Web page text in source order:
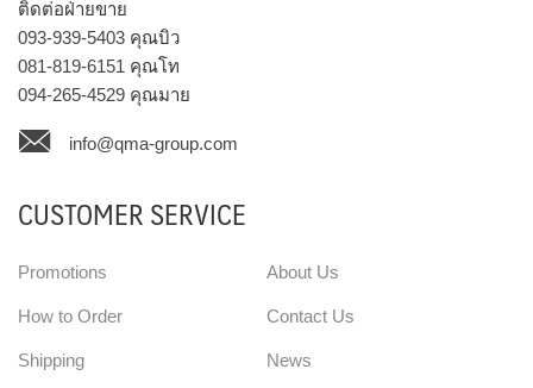
ติดต่อฝ่ายขาย
093-939-5403 คุณบิว
081-819-6151 คุณโท
094-265-4529 คุณมาย
info@qma-group.com
CUSTOMER SERVICE
Promotions
How to Order
Shipping
About Us
Contact Us
News